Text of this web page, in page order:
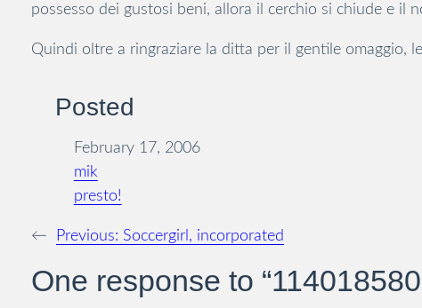
possesso dei gustosi beni, allora il cerchio si chiude e il
Quindi oltre a ringraziare la ditta per il gentile omaggio,
Posted
February 17, 2006
mik
presto!
← Previous: Soccergirl, incorporated
One response to